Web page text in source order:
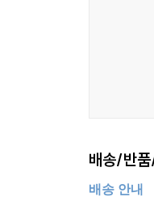
배송/반
배송 안내